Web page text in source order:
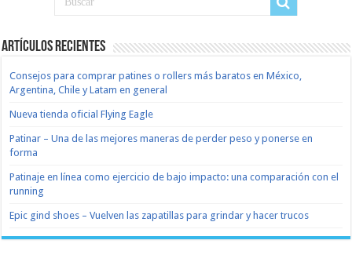
Artículos recientes
Consejos para comprar patines o rollers más baratos en México,
Argentina, Chile y Latam en general
Nueva tienda oficial Flying Eagle
Patinar – Una de las mejores maneras de perder peso y ponerse en
forma
Patinaje en línea como ejercicio de bajo impacto: una comparación con el
running
Epic gind shoes – Vuelven las zapatillas para grindar y hacer trucos